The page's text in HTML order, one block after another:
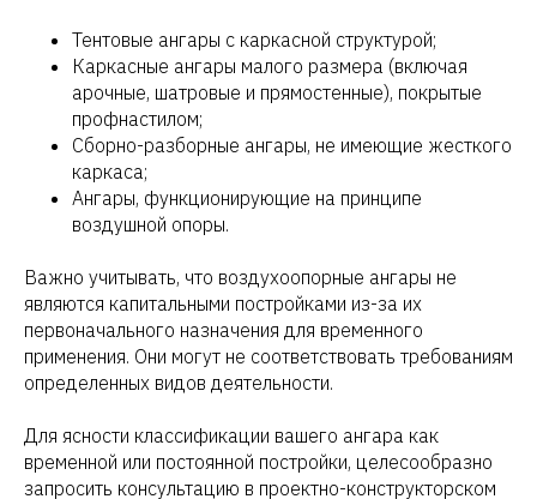
Тентовые ангары с каркасной структурой;
Каркасные ангары малого размера (включая
арочные, шатровые и прямостенные), покрытые
профнастилом;
Сборно-разборные ангары, не имеющие жесткого
каркаса;
Ангары, функционирующие на принципе
воздушной опоры.
Важно учитывать, что воздухоопорные ангары не
являются капитальными постройками из-за их
первоначального назначения для временного
применения. Они могут не соответствовать требованиям
определенных видов деятельности.
Для ясности классификации вашего ангара как
временной или постоянной постройки, целесообразно
запросить консультацию в проектно-конструкторском